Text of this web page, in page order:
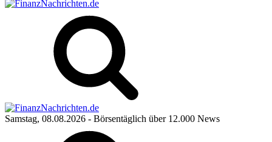
Samstag, 08.08.2026 - Börsentäglich über 12.000 News